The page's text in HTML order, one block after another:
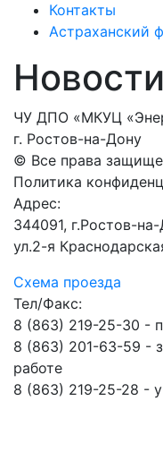
Контакты
Астраханский
Новости
ЧУ ДПО «МКУЦ
г. Ростов-на-Дону
© Все права
Политика
Адрес:
344091, г.Ростов-
ул.2-я
Схема проезда
Тел/Факс:
8 (863) 219-25-30 -
8 (863) 201-63-59 -
работе
8 (863) 219-25-28 -